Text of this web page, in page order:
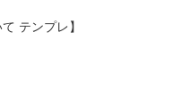
テンプレ】